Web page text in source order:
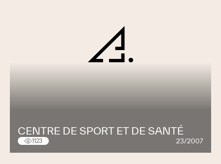
CENTRE DE SPORT ET DE SANTÉ
1123 23/2007